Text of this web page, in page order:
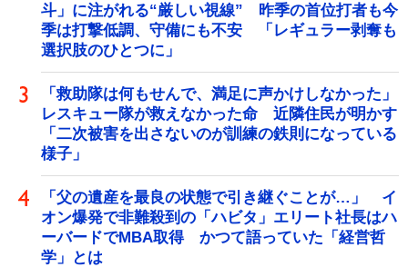
斗」に注がれる“厳しい視線” 昨季の首位打者も今
季は打撃低調、守備にも不安 「レギュラー剥奪も
選択肢のひとつに」
「救助隊は何もせんで、満足に声かけしなかった」
レスキュー隊が救えなかった命 近隣住民が明かす
「二次被害を出さないのが訓練の鉄則になっている
様子」
「父の遺産を最良の状態で引き継ぐことが…」 イ
オン爆発で非難殺到の「ハビタ」エリート社長はハ
ーバードでMBA取得 かつて語っていた「経営哲
学」とは